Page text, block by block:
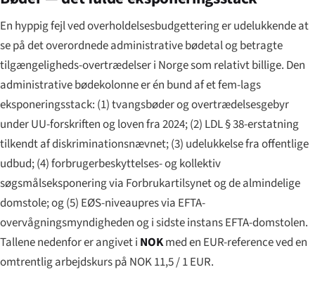
En hyppig fejl ved overholdelsesbudgettering er udelukkende at
se på det overordnede administrative bødetal og betragte
tilgængeligheds-overtrædelser i Norge som relativt billige. Den
administrative bødekolonne er én bund af et fem-lags
eksponeringsstack: (1) tvangsbøder og overtrædelsesgebyr
under UU-forskriften og loven fra 2024; (2) LDL § 38-erstatning
tilkendt af diskriminationsnævnet; (3) udelukkelse fra offentlige
udbud; (4) forbrugerbeskyttelses- og kollektiv
søgsmålseksponering via Forbrukartilsynet og de almindelige
domstole; og (5) EØS-niveaupres via EFTA-
overvågningsmyndigheden og i sidste instans EFTA-domstolen.
Tallene nedenfor er angivet i NOKmed en EUR-reference ved en
omtrentlig arbejdskurs på NOK 11,5 / 1 EUR.